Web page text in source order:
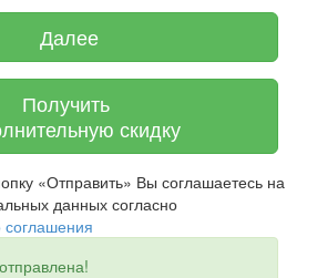
Далее
Получить
скидку
«Отправить» Вы соглашаетесь на
данных согласно
соглашения